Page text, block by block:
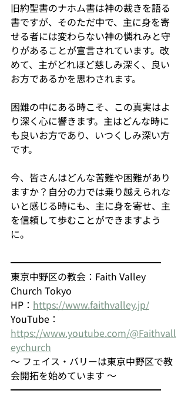
旧約聖書のナホム書は神の裁きを語る
書ですが、そのただ中で、主に身を寄
せる者には変わらない神の憐れみと守
りがあることが宣言されています。改
めて、主がどれほど慈しみ深く、良い
お方であるかを思わされます。
困難の中にある時こそ、この真実はよ
り深く心に響きます。主はどんな時に
も良いお方であり、いつくしみ深い方
です。
今、皆さんはどんな苦難や困難があり
ますか？自分の力では乗り越えられな
いと感じる時にも、主に身を寄せ、主
を信頼して歩むことができますよう
に。
━━━━━━━━━━━━━━━━
東京中野区の教会：Faith Valley
Church Tokyo
HP： https://www.faithvalley.jp/
YouTube：
https://www.youtube.com/@Faithvall
eychurch
～ フェイス・バリーは東京中野区で教
会開拓を始めています ～
━━━━━━━━━━━━━━━━